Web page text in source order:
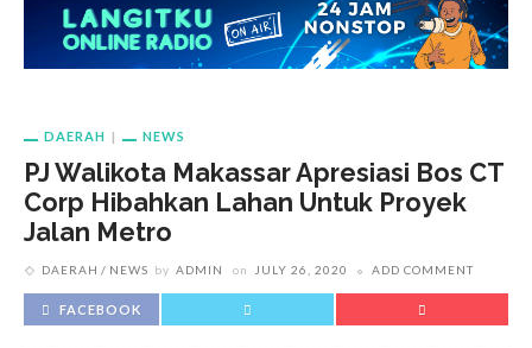
DAERAH NEWS
PJ Walikota Makassar Apresiasi Bos CT
Corp Hibahkan Lahan Untuk Proyek
Jalan Metro
DAERAH NEWS by ADMIN on JULY 26, 2020 ADD COMMENT
FACEBOOK